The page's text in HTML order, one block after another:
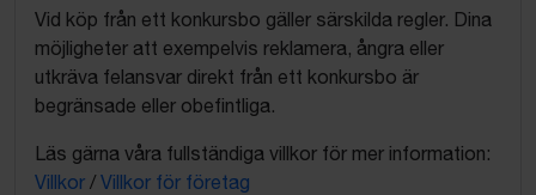
Vid köp från ett konkursbo gäller särskilda regler. Dina
möjligheter att exempelvis reklamera, ångra eller
utkräva felansvar direkt från ett konkursbo är
begränsade eller obefintliga.
Läs gärna våra fullständiga villkor för mer information:
Villkor / Villkor för företag